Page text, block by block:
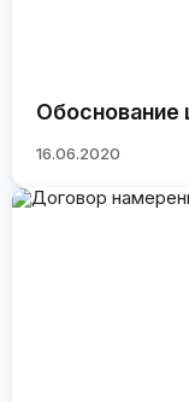
Обоснование
16.06.2020